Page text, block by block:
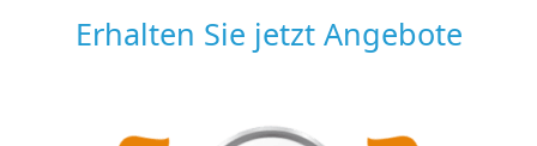
Erhalten Sie jetzt Angebote